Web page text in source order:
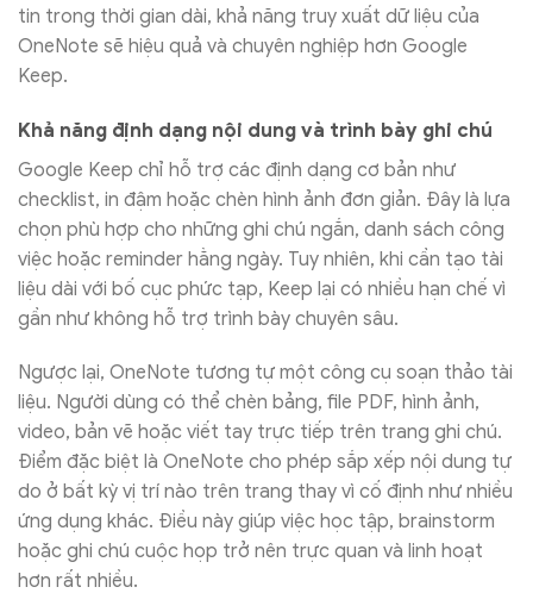
tin trong thời gian dài, khả năng truy xuất dữ liệu của
OneNote sẽ hiệu quả và chuyên nghiệp hơn Google
Keep.
Khả năng định dạng nội dung và trình bày ghi chú
Google Keep chỉ hỗ trợ các định dạng cơ bản như
checklist, in đậm hoặc chèn hình ảnh đơn giản. Đây là lựa
chọn phù hợp cho những ghi chú ngắn, danh sách công
việc hoặc reminder hằng ngày. Tuy nhiên, khi cần tạo tài
liệu dài với bố cục phức tạp, Keep lại có nhiều hạn chế vì
gần như không hỗ trợ trình bày chuyên sâu.
Ngược lại, OneNote tương tự một công cụ soạn thảo tài
liệu. Người dùng có thể chèn bảng, file PDF, hình ảnh,
video, bản vẽ hoặc viết tay trực tiếp trên trang ghi chú.
Điểm đặc biệt là OneNote cho phép sắp xếp nội dung tự
do ở bất kỳ vị trí nào trên trang thay vì cố định như nhiều
ứng dụng khác. Điều này giúp việc học tập, brainstorm
hoặc ghi chú cuộc họp trở nên trực quan và linh hoạt
hơn rất nhiều.